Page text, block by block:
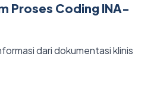
Proses Coding INA-
dari dokumentasi klinis